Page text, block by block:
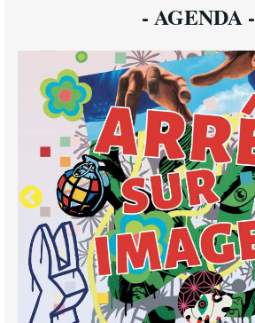
- AGENDA -
EXPOSITION